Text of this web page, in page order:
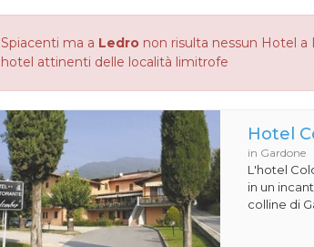
Spiacenti ma a Ledronon risulta nessun Hotel a
hotel attinenti delle località limitrofe
Hotel
in Gardone
L'hotel
in un
colline di